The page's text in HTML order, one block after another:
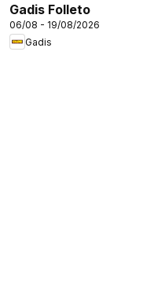
Gadis Folleto
06/08 - 19/08/2026
Gadis